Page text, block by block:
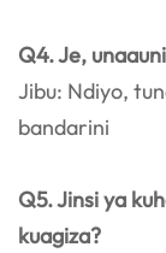
Q4. Je,
Jibu: Ndiyo,
bandarini
Q5. Jinsi ya
kuagiza?